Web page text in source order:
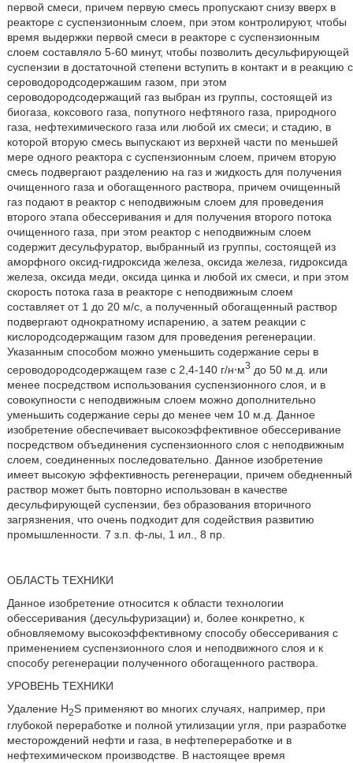
первой смеси, причем первую смесь пропускают снизу вверх в
реакторе с суспензионным слоем, при этом контролируют, чтобы
время выдержки первой смеси в реакторе с суспензионным
слоем составляло 5-60 минут, чтобы позволить десульфирующей
суспензии в достаточной степени вступить в контакт и в реакцию с
сероводородсодержашим газом, при этом
сероводородсодержащий газ выбран из группы, состоящей из
биогаза, коксового газа, попутного нефтяного газа, природного
газа, нефтехимического газа или любой их смеси; и стадию, в
которой вторую смесь выпускают из верхней части по меньшей
мере одного реактора с суспензионным слоем, причем вторую
смесь подвергают разделению на газ и жидкость для получения
очищенного газа и обогащенного раствора, причем очищенный
газ подают в реактор с неподвижным слоем для проведения
второго этапа обессеривания и для получения второго потока
очищенного газа, при этом реактор с неподвижным слоем
содержит десульфуратор, выбранный из группы, состоящей из
аморфного оксид-гидроксида железа, оксида железа, гидроксида
железа, оксида меди, оксида цинка и любой их смеси, и при этом
скорость потока газа в реакторе с неподвижным слоем
составляет от 1 до 20 м/с, а полученный обогащенный раствор
подвергают однократному испарению, а затем реакции с
кислородсодержащим газом для проведения регенерации.
Указанным способом можно уменьшить содержание серы в
сероводородсодержащем газе с 2,4-140 г/н⋅м3 до 50 м.д. или
менее посредством использования суспензионного слоя, и в
совокупности с неподвижным слоем можно дополнительно
уменьшить содержание серы до менее чем 10 м.д. Данное
изобретение обеспечивает высокоэффективное обессеривание
посредством объединения суспензионного слоя с неподвижным
слоем, соединенных последовательно. Данное изобретение
имеет высокую эффективность регенерации, причем обедненный
раствор может быть повторно использован в качестве
десульфирующей суспензии, без образования вторичного
загрязнения, что очень подходит для содействия развитию
промышленности. 7 з.п. ф-лы, 1 ил., 8 пр.
ОБЛАСТЬ ТЕХНИКИ
Данное изобретение относится к области технологии
обессеривания (десульфуризации) и, более конкретно, к
обновляемому высокоэффективному способу обессеривания с
применением суспензионного слоя и неподвижного слоя и к
способу регенерации полученного обогащенного раствора.
УРОВЕНЬ ТЕХНИКИ
Удаление H2S применяют во многих случаях, например, при
глубокой переработке и полной утилизации угля, при разработке
месторождений нефти и газа, в нефтепереработке и в
нефтехимическом производстве. В настоящее время